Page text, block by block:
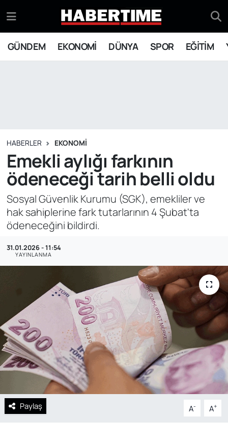
GÜNDEM EKONOMİ DÜNYA SPOR EĞİTİM
HABERLER EKONOMİ
Emekli aylığı farkının
ödeneceği tarih belli oldu
Sosyal Güvenlik Kurumu (SGK), emekliler ve
hak sahiplerine fark tutarlarının 4 Şubat'ta
ödeneceğini bildirdi.
31.01.2026 - 11:54
YAYINLANMA
Paylaş A- A+
EKONOMİ
EĞİTİM
YAŞAM
SİYASET
ASAYİŞ
SAĞLIK
Eskişehir Nöbetçi Eczaneler
Eskişehir Hava Durumu
Süper Lig Puan Durumu ve Fikstür
Tüm Manşetler
Son Dakika Haberleri
Haber Arşivi